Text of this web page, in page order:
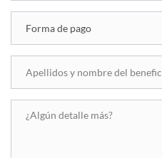
Forma de pago